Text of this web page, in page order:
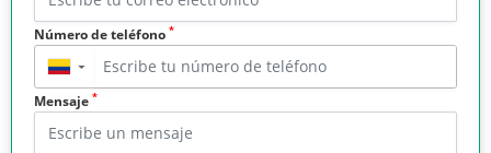
Número de teléfono *
▼
Mensaje *